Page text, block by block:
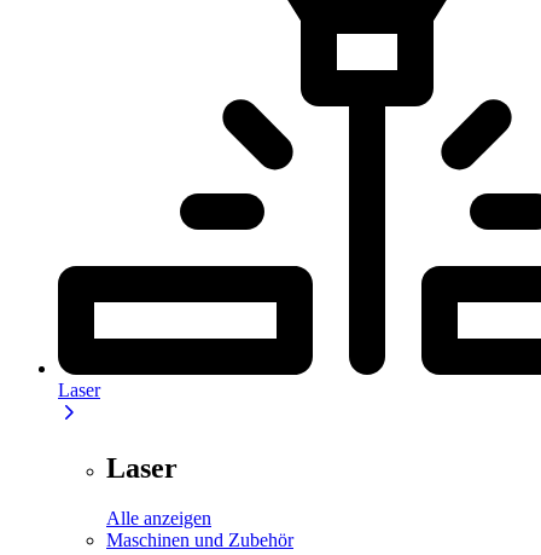
Laser
Laser
Alle anzeigen
Maschinen und Zubehör